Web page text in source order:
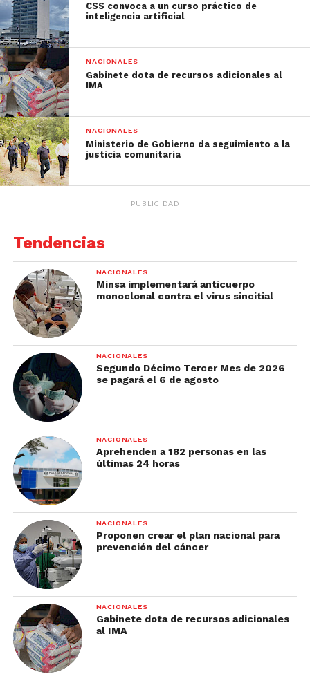
CSS convoca a un curso práctico de
inteligencia artificial
NACIONALES
Gabinete dota de recursos adicionales al
IMA
NACIONALES
Ministerio de Gobierno da seguimiento a la
justicia comunitaria
PUBLICIDAD
Tendencias
NACIONALES
Minsa implementará anticuerpo
monoclonal contra el virus sincitial
NACIONALES
Segundo Décimo Tercer Mes de 2026
se pagará el 6 de agosto
NACIONALES
Aprehenden a 182 personas en las
últimas 24 horas
NACIONALES
Proponen crear el plan nacional para
prevención del cáncer
NACIONALES
Gabinete dota de recursos adicionales
al IMA